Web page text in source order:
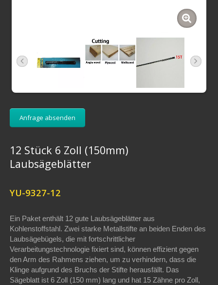
Anfrage absenden
12 Stück 6 Zoll (150mm)
Laubsägeblätter
YU-9327-12
Ein Paket enthält 12 gute Laubsägeblätter aus
Kohlenstoffstahl. Zwei starke Metallstifte an beiden Enden des
Laubsägebügels, die mit fortschrittlicher
Verarbeitungstechnologie fixiert sind, können effizient gegen
den Arm des Rahmens ziehen, um zu verhindern, dass die
Klinge aufgrund des Bruchs der Stifte herausfällt. Das
Sägeblatt ist 6 Zoll (150 mm) lang und hat 15 Zähne pro Zoll,